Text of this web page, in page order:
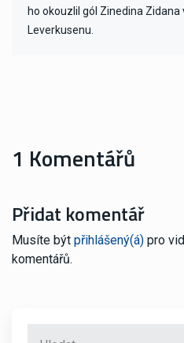
ho okouzlil gól Zinedina
Leverkusenu.
1 Komentářů
Přidat komentář
Musíte být přihlášený(á) pro
komentářů.